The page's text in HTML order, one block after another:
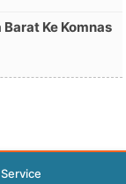
Ke Komnas